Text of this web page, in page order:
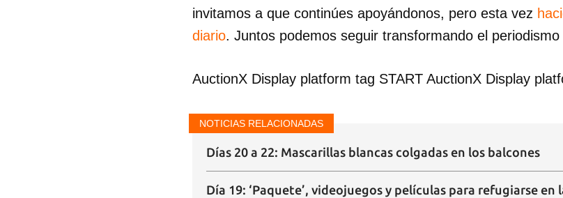
invitamos a que continúes apoyándonos, pero esta vez
diario. Juntos podemos seguir transformando el periodismo
AuctionX Display platform tag START AuctionX Display
NOTICIAS RELACIONADAS
Días 20 a 22: Mascarillas blancas colgadas en los balcones
Día 19: ‘Paquete’, videojuegos y películas para refugiarse en